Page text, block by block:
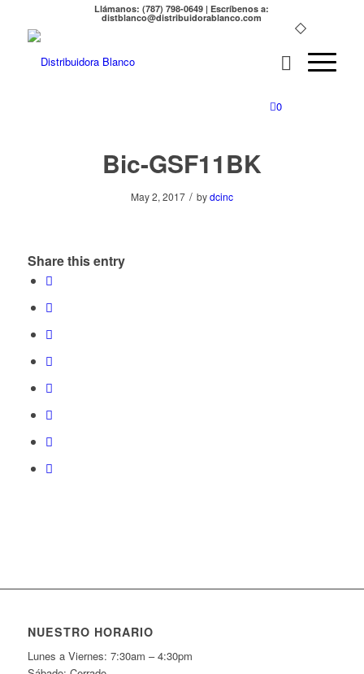
Llámanos: (787) 798-0649 | Escríbenos a:
distblanco@distribuidorablanco.com
0
Bic-GSF11BK
May 2, 2017 / bydcinc
Share this entry
NUESTRO HORARIO
Lunes a Viernes: 7:30am – 4:30pm